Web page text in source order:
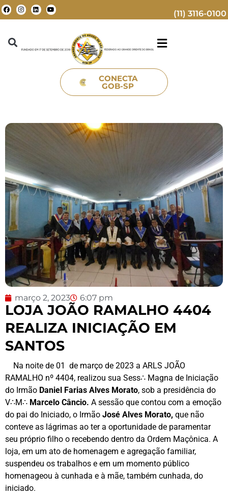
(11) 3116-0100
CONECTA
GOB-SP
março 2, 2023 6:07 pm
LOJA JOÃO RAMALHO 4404
REALIZA INICIAÇÃO EM
SANTOS
Na noite de 01 de março de 2023 a ARLS JOÃO
RAMALHO nº 4404, realizou sua Sess∴ Magna de Iniciação
do Irmão Daniel Farias Alves Morato, sob a presidência do
V∴M∴ Marcelo Câncio. A sessão que contou com a emoção
do pai do Iniciado, o Irmão José Alves Morato, que não
conteve as lágrimas ao ter a oportunidade de paramentar
seu próprio filho o recebendo dentro da Ordem Maçônica. A
loja, em um ato de homenagem e agregação familiar,
suspendeu os trabalhos e em um momento público
homenageou à cunhada e à mãe, também cunhada, do
iniciado.